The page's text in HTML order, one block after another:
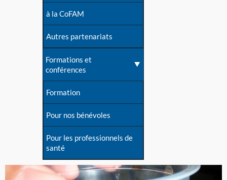
à la CoFAM
Autres partenariats
Formations et
conférences
Formation
Pour nos bénévoles
Pour les professionnels de
santé